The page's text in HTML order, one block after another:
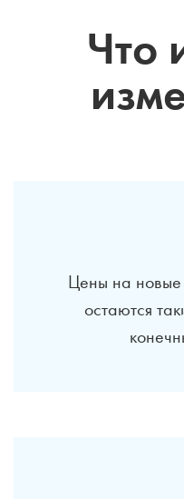
Что
Цены на новые
остаются